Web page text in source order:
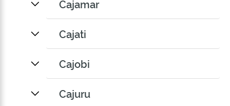
Cajamar
Cajati
Cajobi
Cajuru